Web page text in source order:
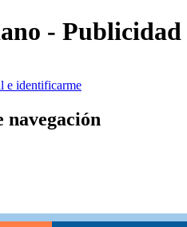
e identificarme
navegación